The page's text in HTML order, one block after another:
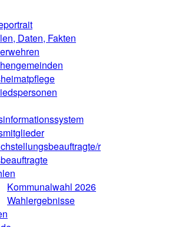
Daten, Fakten
r
Kommunalwahl 2026
Wahlergebnisse